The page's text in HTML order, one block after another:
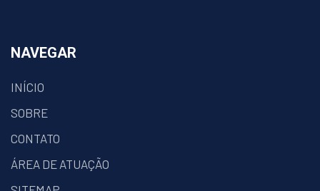
NAVEGAR
INÍCIO
SOBRE
CONTATO
ÁREA DE ATUAÇÃO